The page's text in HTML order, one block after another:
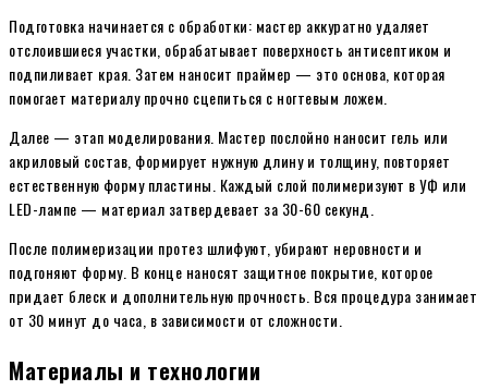
Подготовка начинается с обработки: мастер аккуратно удаляет
отслоившиеся участки, обрабатывает поверхность антисептиком и
подпиливает края. Затем наносит праймер — это основа, которая
помогает материалу прочно сцепиться с ногтевым ложем.
Далее — этап моделирования. Мастер послойно наносит гель или
акриловый состав, формирует нужную длину и толщину, повторяет
естественную форму пластины. Каждый слой полимеризуют в УФ или
LED-лампе — материал затвердевает за 30-60 секунд.
После полимеризации протез шлифуют, убирают неровности и
подгоняют форму. В конце наносят защитное покрытие, которое
придает блеск и дополнительную прочность. Вся процедура занимает
от 30 минут до часа, в зависимости от сложности.
Материалы и технологии